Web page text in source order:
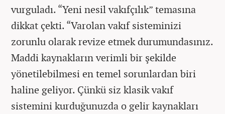
vurguladı. “Yeni nesil vakıfçılık” temasına
dikkat çekti. “Varolan vakıf sisteminizi
zorunlu olarak revize etmek durumundasınız.
Maddi kaynakların verimli bir şekilde
yönetilebilmesi en temel sorunlardan biri
haline geliyor. Çünkü siz klasik vakıf
sistemini kurduğunuzda o gelir kaynakları